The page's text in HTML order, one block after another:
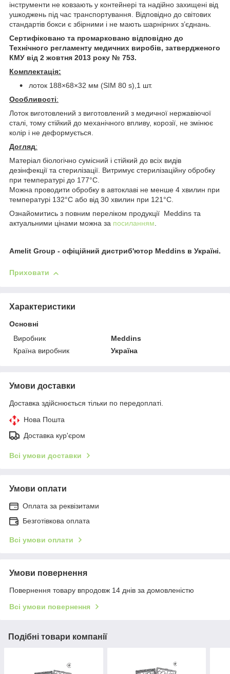
інструменти не ковзають у контейнері та надійно захищені від
ушкоджень під час транспортування. Відповідно до світових
стандартів бокси є збірними і не мають шарнірних з’єднань.
Сертифіковано та промарковано відповідно до
Технічного регламенту медичних виробів, затвердженого
КМУ від 2 жовтня 2013 року № 753.
Комплектація:
лоток 188×68×32 мм (SIM 80 s),1 шт.
Особливості:
Лоток виготовлений з виготовлений з медичної нержавіючої
сталі, тому стійкий до механічного впливу, корозії, не змінює
колір і не деформується.
Догляд:
Матеріал біологічно сумісний і стійкий до всіх видів
дезінфекції та стерилізації. Витримує стерилізаційну обробку
при температурі до 177°C.
Можна проводити обробку в автоклаві не менше 4 хвилин при
температурі 132°C або від 30 хвилин при 121°C.
Ознайомитись з повним переліком продукції Meddins та
актуальними цінами можна за посиланням.
Amelit Group - офіційний дистриб'ютор Meddins в Україні.
Приховати
Характеристики
Основні
Виробник
Meddins
Країна виробник
Україна
Умови доставки
Доставка здійснюється тільки по передоплаті.
Нова Пошта
Доставка кур'єром
Всі умови доставки
Умови оплати
Оплата за реквізитами
Безготівкова оплата
Всі умови оплати
Умови повернення
Повернення товару впродовж 14 днів за домовленістю
Всі умови повернення
Подібні товари компанії